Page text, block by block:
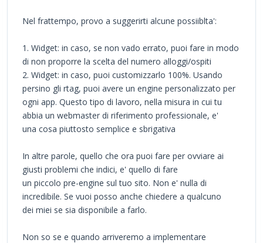
Nel frattempo, provo a suggerirti alcune possiiblta':
1. Widget: in caso, se non vado errato, puoi fare in modo
di non proporre la scelta del numero alloggi/ospiti
2. Widget: in caso, puoi customizzarlo 100%. Usando
persino gli rtag, puoi avere un engine personalizzato per
ogni app. Questo tipo di lavoro, nella misura in cui tu
abbia un webmaster di riferimento professionale, e'
una cosa piuttosto semplice e sbrigativa
In altre parole, quello che ora puoi fare per ovviare ai
giusti problemi che indici, e' quello di fare
un piccolo pre-engine sul tuo sito. Non e' nulla di
incredibile. Se vuoi posso anche chiedere a qualcuno
dei miei se sia disponibile a farlo.
Non so se e quando arriveremo a implementare